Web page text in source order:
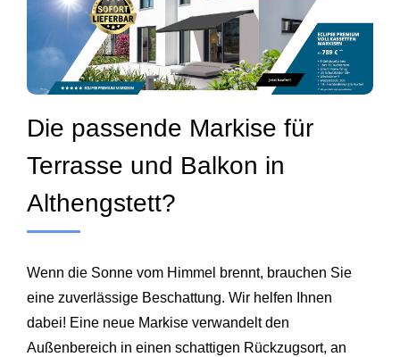
Die passende Markise für
Terrasse und Balkon in
Althengstett?
Wenn die Sonne vom Himmel brennt, brauchen Sie
eine zuverlässige Beschattung. Wir helfen Ihnen
dabei! Eine neue Markise verwandelt den
Außenbereich in einen schattigen Rückzugsort, an